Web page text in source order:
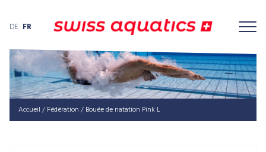
DE FR
Accueil / Fédération / Bouée de natation Pink L